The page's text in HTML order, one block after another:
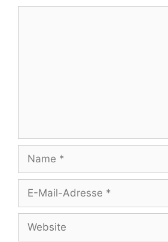
Name
Adresse
Website